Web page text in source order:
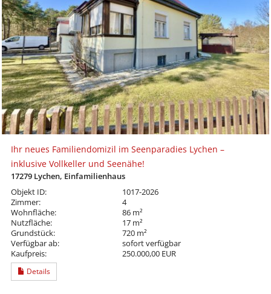
Ihr neues Familiendomizil im Seenparadies Lychen –
inklusive Vollkeller und Seenähe!
17279 Lychen, Einfamilienhaus
Objekt ID:
1017-2026
Zimmer:
4
Wohnfläche:
86 m²
Nutzfläche:
17 m²
Grundstück:
720 m²
Verfügbar ab:
sofort verfügbar
Kaufpreis:
250.000,00 EUR
Details